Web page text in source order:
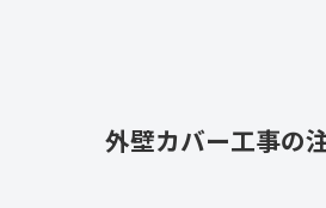
外壁カバー工事の